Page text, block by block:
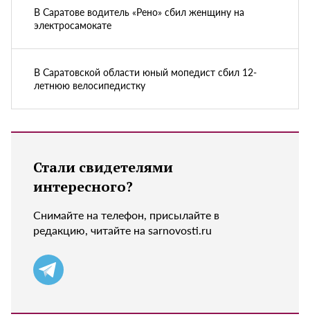
В Саратове водитель «Рено» сбил женщину на
электросамокате
В Саратовской области юный мопедист сбил 12-
летнюю велосипедистку
Стали свидетелями
интересного?
Снимайте на телефон, присылайте в
редакцию, читайте на sarnovosti.ru